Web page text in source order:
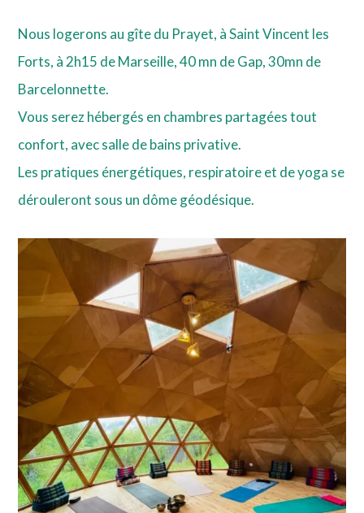
Nous logerons au gîte du Prayet, à Saint Vincent les
Forts, à 2h15 de Marseille, 40 mn de Gap, 30mn de
Barcelonnette.
Vous serez hébergés en chambres partagées tout
confort, avec salle de bains privative.
Les pratiques énergétiques, respiratoire et de yoga se
dérouleront sous un dôme géodésique.